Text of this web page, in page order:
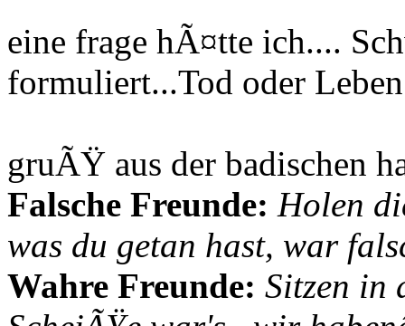
eine frage hÃ¤tte ich....
formuliert...Tod oder
gruÃŸ aus der badischen
Falsche Freunde: Holen
was du getan hast, war
Wahre Freunde: Sitzen in